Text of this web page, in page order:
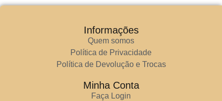
Informações
Quem somos
Política de Privacidade
Política de Devolução e Trocas
Minha Conta
Faça Login